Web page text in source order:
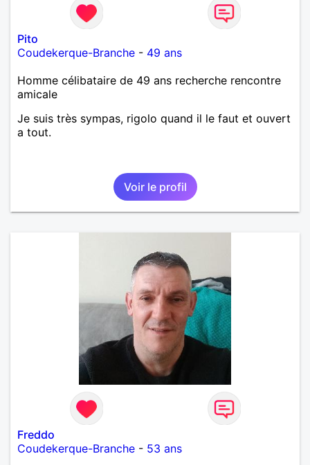
Pito
Coudekerque-Branche - 49 ans
Homme célibataire de 49 ans recherche rencontre
amicale
Je suis très sympas, rigolo quand il le faut et ouvert
a tout.
Voir le profil
Freddo
Coudekerque-Branche - 53 ans